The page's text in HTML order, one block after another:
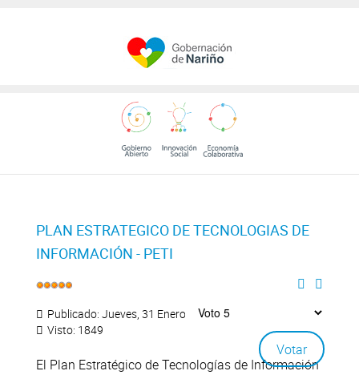
PLAN ESTRATEGICO DE TECNOLOGIAS DE
INFORMACIÓN - PETI
Publicado: Jueves, 31 Enero 2019 18:05
Visto: 1849
El Plan Estratégico de Tecnologías de Información